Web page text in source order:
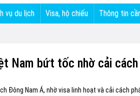
vụ du lịch Visa, hộ chiếu Thông tin
Nam bứt tốc nhờ cải
Đông Nam Á, nhờ visa linh hoạt và cải cách